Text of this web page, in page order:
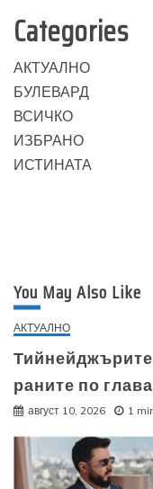
Categories
АКТУАЛНО
БУЛЕВАРД
ВСИЧКО
ИЗБРАНО
ИСТИНАТА
You May Also Like
АКТУАЛНО
раните по
август 10, 2026 1